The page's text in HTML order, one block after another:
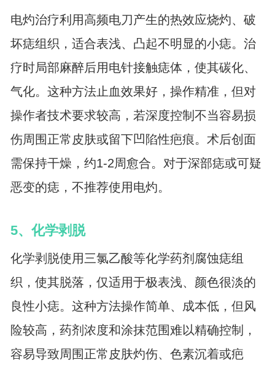
电灼治疗利用高频电刀产生的热效应烧灼、破
坏痣组织，适合表浅、凸起不明显的小痣。治
疗时局部麻醉后用电针接触痣体，使其碳化、
气化。这种方法止血效果好，操作精准，但对
操作者技术要求较高，若深度控制不当容易损
伤周围正常皮肤或留下凹陷性疤痕。术后创面
需保持干燥，约1-2周愈合。对于深部痣或可疑
恶变的痣，不推荐使用电灼。
5、化学剥脱
化学剥脱使用三氯乙酸等化学药剂腐蚀痣组
织，使其脱落，仅适用于极表浅、颜色很淡的
良性小痣。这种方法操作简单、成本低，但风
险较高，药剂浓度和涂抹范围难以精确控制，
容易导致周围正常皮肤灼伤、色素沉着或疤